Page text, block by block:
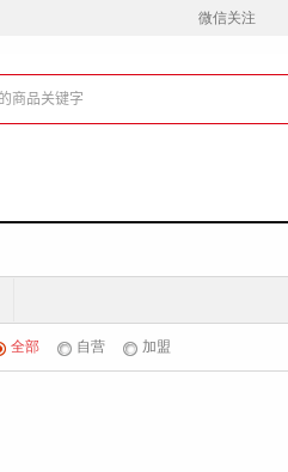
微信关注
全部 自营 加盟